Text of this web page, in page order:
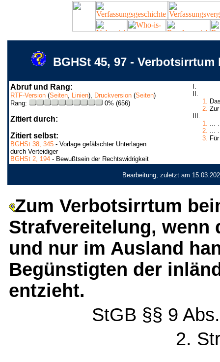
BGHSt 45, 97 -
Abruf und Rang:
RTF-Version (Seiten, Linien), Druckversion (Seiten)
Rang:
0% (656)
Zitiert durch:
Zitiert selbst:
BGHSt 38, 345 - Vorlage gefälschter Unterlagen
durch Verteidiger
BGHSt 2, 194 - Bewußtsein der Rechtswidrigkeit
I.
II.
1.
2.
III.
1. ...
2. ...
3.
Bearbeitung, zuletzt am
Zum Verbotsirrtum
Strafvereitelung, wenn
und nur im Ausland
Begünstigten der
entzieht.
StGB §§ 9
2.